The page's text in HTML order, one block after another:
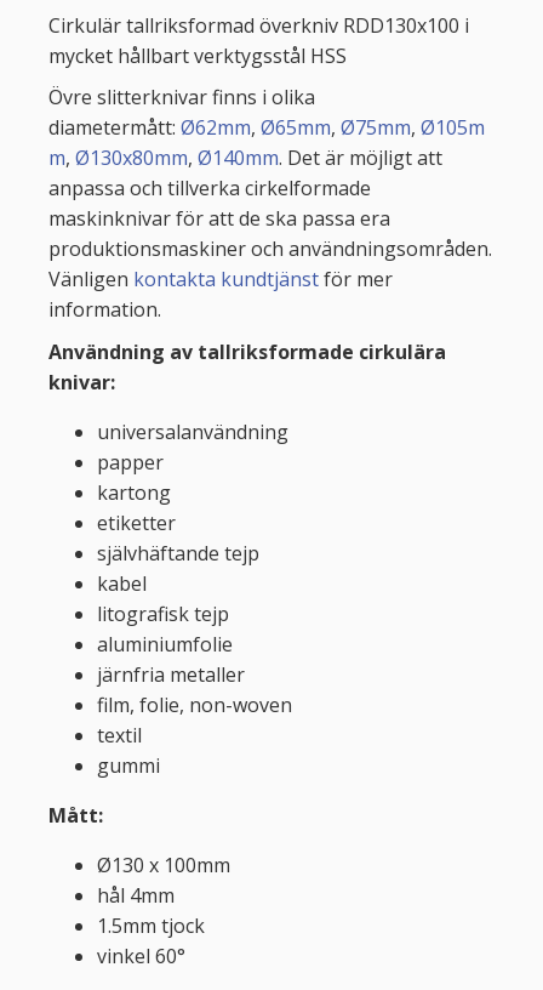
Cirkulär tallriksformad överkniv RDD130x100 i
mycket hållbart verktygsstål HSS
Övre slitterknivar finns i olika
diametermått: Ø62mm, Ø65mm, Ø75mm, Ø105m
m, Ø130x80mm, Ø140mm. Det är möjligt att
anpassa och tillverka cirkelformade
maskinknivar för att de ska passa era
produktionsmaskiner och användningsområden.
Vänligen kontakta kundtjänstför mer
information.
Användning av tallriksformade cirkulära
knivar:
universalanvändning
papper
kartong
etiketter
självhäftande tejp
kabel
litografisk tejp
aluminiumfolie
järnfria metaller
film, folie, non-woven
textil
gummi
Mått:
Ø130 x 100mm
hål 4mm
1.5mm tjock
vinkel 60°